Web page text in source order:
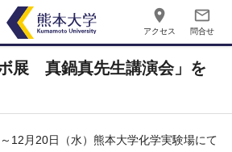
place
アクセス
mail_outline
問合せ
ボ展 真鍋真先生講演会」を
12 月 20日（水）熊本大学化学実験場にて